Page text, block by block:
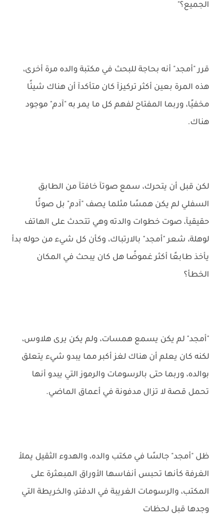
الجميع؟"
قرر "أمجد" أنه بحاجة للبحث في مكتبة والده مرة أخرى،
هذه المرة بعين أكثر تركيزآ كان متأكدآ أن هناك شيئًا
مخفيًا، وربما المفتاح لفهم كل ما يمر به "آدم" موجود
هناك.
لكن قبل أن يتحرك، سمع صوتآ خافتآ من الطابق
السفلي لم يكن همسًا مثلما يصف "آدم" بل صوتًا
حقيقيآ، صوت خطوات والدته وهي تتحدث على الهاتف
لوهلة، شعر "أمجد" بالارتباك، وكأن كل شيء من حوله بدأ
يأخذ طابعًا أكثر غموضًا هل كان يبحث في المكان
الخطأ؟
"أمجد" لم يكن يسمع همسات، ولم يكن يرى هلاوس،
لكنه كان يعلم أن هناك لغز أكبر مما يبدو شيء يتعلق
بوالده، وربما حتى بالرسومات والرموز التي يبدو أنها
تحمل قصة لا تزال مدفونة في أعماق الماضي.
ظل "أمجد" جالسًا في مكتب والده، والهدوء الثقيل يملأ
الغرفة كأنها تحبس أنفاسها الأوراق المبعثرة على
المكتب، والرسومات الغريبة في الدفتر، والخريطة التي
وجدها قبل لحظات